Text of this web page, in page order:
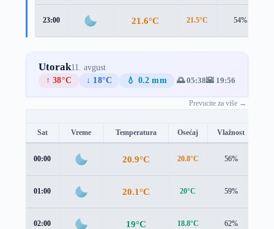
23:00 21.6°C 21.5°C 54%
Utorak11. avgust
↑ 38°C
↓ 18°C 💧 0.2 mm 🌅 05:38🌇 19:56
Prevucite za više →
Sat Vreme Temperatura Osećaj Vlažnost
00:00 20.9°C 20.8°C 56%
01:00 20.1°C 20°C 59%
02:00 19°C 18.8°C 62%